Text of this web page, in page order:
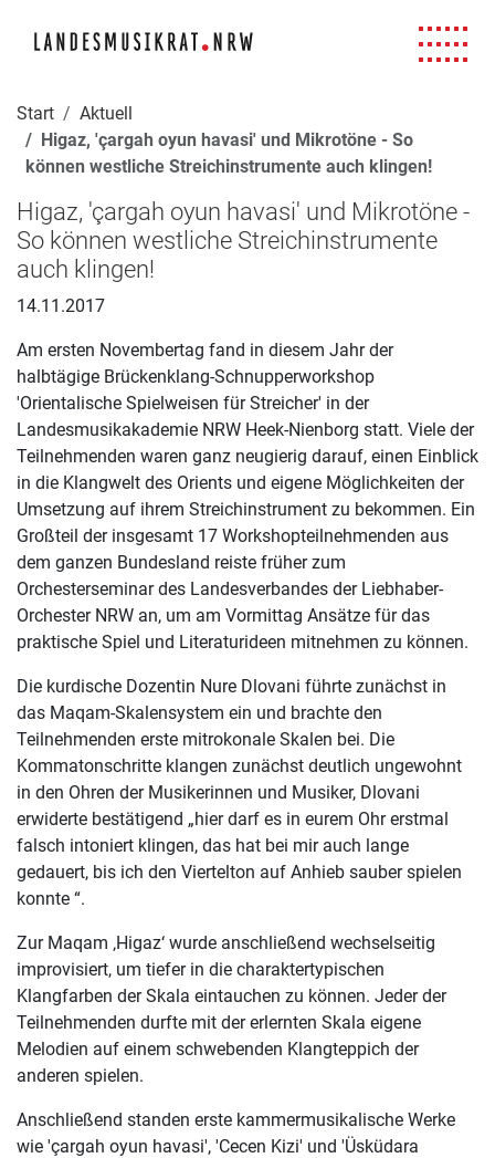
Start
Aktuell
Higaz, 'çargah oyun havasi' und Mikrotöne - So
können westliche Streichinstrumente auch klingen!
Higaz, 'çargah oyun havasi' und Mikrotöne -
So können westliche Streichinstrumente
auch klingen!
14.11.2017
Am ersten Novembertag fand in diesem Jahr der
halbtägige Brückenklang-Schnupperworkshop
'Orientalische Spielweisen für Streicher' in der
Landesmusikakademie NRW Heek-Nienborg statt. Viele der
Teilnehmenden waren ganz neugierig darauf, einen Einblick
in die Klangwelt des Orients und eigene Möglichkeiten der
Umsetzung auf ihrem Streichinstrument zu bekommen. Ein
Großteil der insgesamt 17 Workshopteilnehmenden aus
dem ganzen Bundesland reiste früher zum
Orchesterseminar des Landesverbandes der Liebhaber-
Orchester NRW an, um am Vormittag Ansätze für das
praktische Spiel und Literaturideen mitnehmen zu können.
Die kurdische Dozentin Nure Dlovani führte zunächst in
das Maqam-Skalensystem ein und brachte den
Teilnehmenden erste mitrokonale Skalen bei. Die
Kommatonschritte klangen zunächst deutlich ungewohnt
in den Ohren der Musikerinnen und Musiker, Dlovani
erwiderte bestätigend „hier darf es in eurem Ohr erstmal
falsch intoniert klingen, das hat bei mir auch lange
gedauert, bis ich den Viertelton auf Anhieb sauber spielen
konnte “.
Zur Maqam ‚Higaz‘ wurde anschließend wechselseitig
improvisiert, um tiefer in die charaktertypischen
Klangfarben der Skala eintauchen zu können. Jeder der
Teilnehmenden durfte mit der erlernten Skala eigene
Melodien auf einem schwebenden Klangteppich der
anderen spielen.
Anschließend standen erste kammermusikalische Werke
wie 'çargah oyun havasi', 'Cecen Kizi' und 'Üsküdara